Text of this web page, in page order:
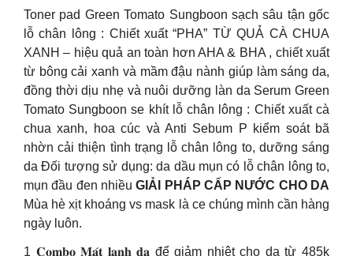
Toner pad Green Tomato Sungboon sạch sâu tận gốc
lỗ chân lông : Chiết xuất “PHA” TỪ QUẢ CÀ CHUA
XANH – hiệu quả an toàn hơn AHA & BHA , chiết xuất
từ bông cải xanh và mầm đậu nành giúp làm sáng da,
đồng thời dịu nhẹ và nuôi dưỡng làn da Serum Green
Tomato Sungboon se khít lỗ chân lông : Chiết xuất cà
chua xanh, hoa cúc và Anti Sebum P kiểm soát bã
nhờn cải thiện tình trạng lỗ chân lông to, dưỡng sáng
da Đối tượng sử dụng: da dầu mụn có lỗ chân lông to,
mụn đầu đen nhiềuGIẢI PHÁP CẤP NƯỚC CHO DA
Mùa hè xịt khoáng vs mask là ce chúng mình cần hàng
ngày luôn.
1 𝐂𝐨𝐦𝐛𝐨 𝐌𝐚́𝐭 𝐥𝐚̣𝐧𝐡 𝐝𝐚 để giảm nhiệt cho da từ 485k